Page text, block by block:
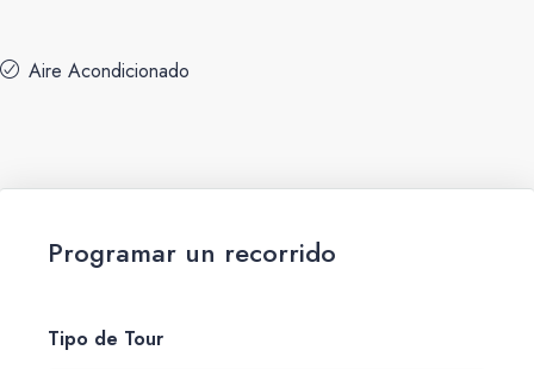
Aire Acondicionado
Programar un recorrido
Tipo de Tour